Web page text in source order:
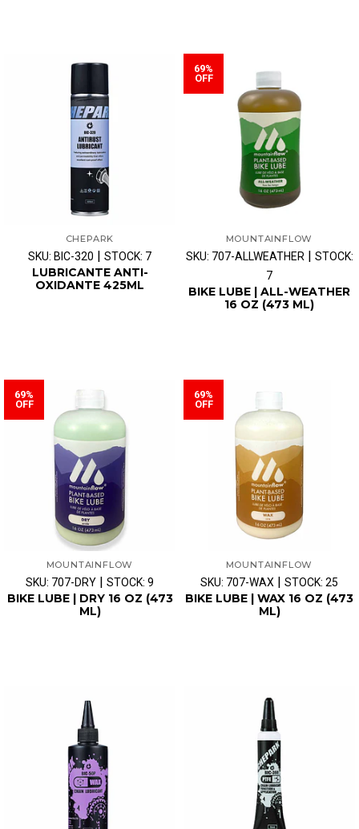
CHEPARK
SKU: BIC-320 | STOCK: 7
LUBRICANTE ANTI-
OXIDANTE 425ML
69%
OFF
MOUNTAINFLOW
SKU: 707-ALLWEATHER| STOCK:
7
BIKE LUBE | ALL-WEATHER
16 OZ (473 ML)
69%
OFF
MOUNTAINFLOW
SKU: 707-DRY | STOCK: 9
BIKE LUBE | DRY 16 OZ (473
ML)
69%
OFF
MOUNTAINFLOW
SKU: 707-WAX | STOCK: 25
BIKE LUBE | WAX 16 OZ (473
ML)